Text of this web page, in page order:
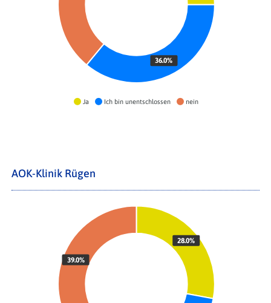
Ja Ich bin unentschlossen nein
36.0%
AOK-Klinik Rügen
28.0%
39.0%